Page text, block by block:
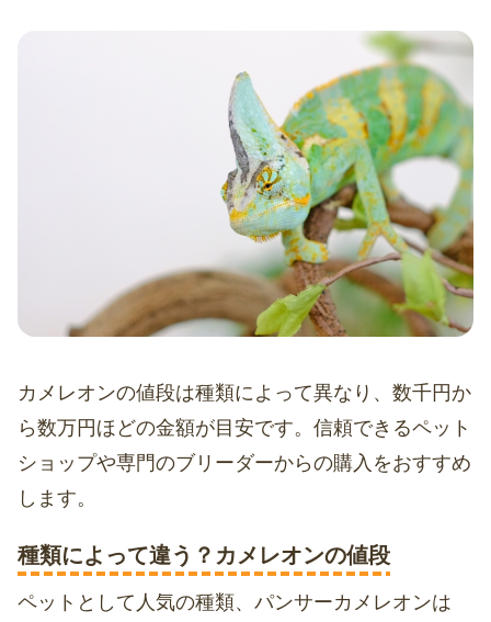
カメレオンの値段は種類によって異なり、数千円か
ら数万円ほどの金額が目安です。信頼できるペット
ショップや専門のブリーダーからの購入をおすすめ
します。
種類によって違う？カメレオンの値段
ペットとして人気の種類、パンサーカメレオンは